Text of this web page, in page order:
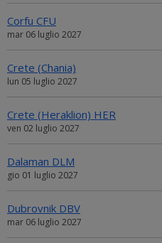
Corfu CFU
mar 06 luglio 2027
Crete (Chania)
lun 05 luglio 2027
Crete (Heraklion) HER
ven 02 luglio 2027
Dalaman DLM
gio 01 luglio 2027
Dubrovnik DBV
mar 06 luglio 2027